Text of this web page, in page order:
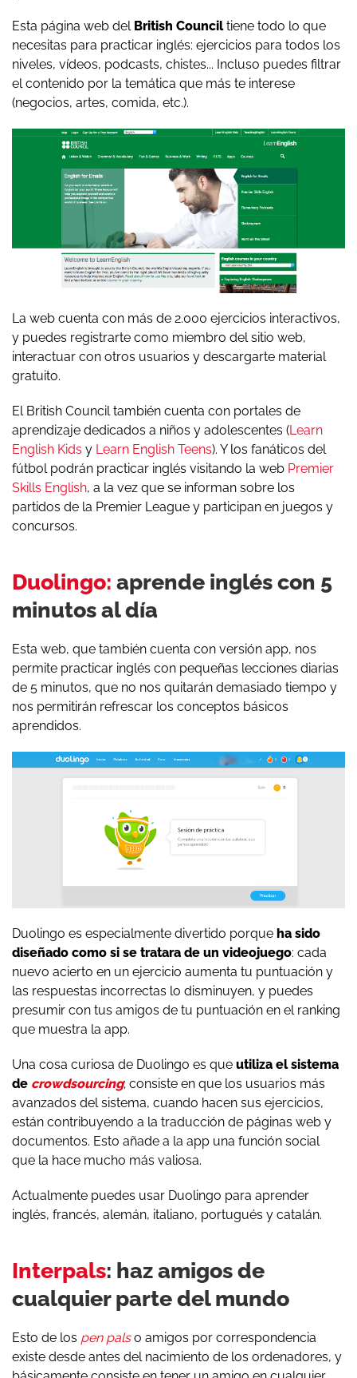
Esta página web del British Counciltiene todo lo que
necesitas para practicar inglés: ejercicios para todos los
niveles, vídeos, podcasts, chistes... Incluso puedes filtrar
el contenido por la temática que más te interese
(negocios, artes, comida, etc.).
La web cuenta con más de 2.000 ejercicios interactivos,
y puedes registrarte como miembro del sitio web,
interactuar con otros usuarios y descargarte material
gratuito.
El British Council también cuenta con portales de
aprendizaje dedicados a niños y adolescentes (Learn
English Kids y Learn English Teens). Y los fanáticos del
fútbol podrán practicar inglés visitando la web Premier
Skills English, a la vez que se informan sobre los
partidos de la Premier League y participan en juegos y
concursos.
Duolingo: aprende inglés con 5
minutos al día
Esta web, que también cuenta con versión app, nos
permite practicar inglés con pequeñas lecciones diarias
de 5 minutos, que no nos quitarán demasiado tiempo y
nos permitirán refrescar los conceptos básicos
aprendidos.
Duolingo es especialmente divertido porque ha sido
diseñado como si se tratara de un videojuego: cada
nuevo acierto en un ejercicio aumenta tu puntuación y
las respuestas incorrectas lo disminuyen, y puedes
presumir con tus amigos de tu puntuación en el ranking
que muestra la app.
Una cosa curiosa de Duolingo es que utiliza el sistema
de crowdsourcing; consiste en que los usuarios más
avanzados del sistema, cuando hacen sus ejercicios,
están contribuyendo a la traducción de páginas web y
documentos. Esto añade a la app una función social
que la hace mucho más valiosa.
Actualmente puedes usar Duolingo para aprender
inglés, francés, alemán, italiano, portugués y catalán.
Interpals: haz amigos de
cualquier parte del mundo
Esto de los pen palso amigos por correspondencia
existe desde antes del nacimiento de los ordenadores, y